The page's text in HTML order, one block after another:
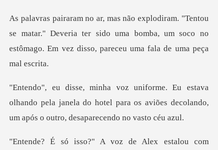
Loja
Histórico
Baixar App
e matar." Deveria ter sido uma bomba, um soco no
estômago
olhando pela janela do hotel para os aviões decolan